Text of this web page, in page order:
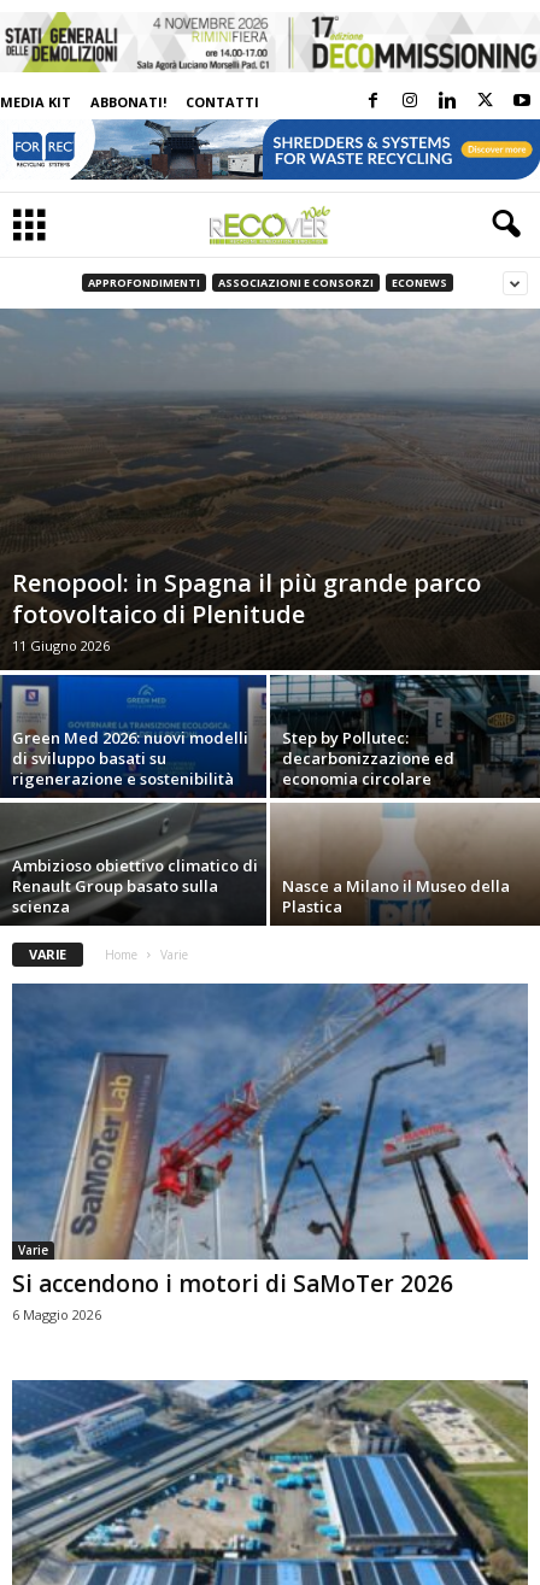
MEDIA KIT ABBONATI! CONTATTI
APPROFONDIMENTI ASSOCIAZIONI E CONSORZI ECONEWS
Renopool: in Spagna il più grande parco
fotovoltaico di Plenitude
11 Giugno 2026
Green Med 2026: nuovi modelli
di sviluppo basati su
rigenerazione e sostenibilità
Step by Pollutec:
decarbonizzazione ed
economia circolare
Ambizioso obiettivo climatico di
Renault Group basato sulla
scienza
Nasce a Milano il Museo della
Plastica
VARIE Home Varie
Varie
Si accendono i motori di SaMoTer 2026
6 Maggio 2026